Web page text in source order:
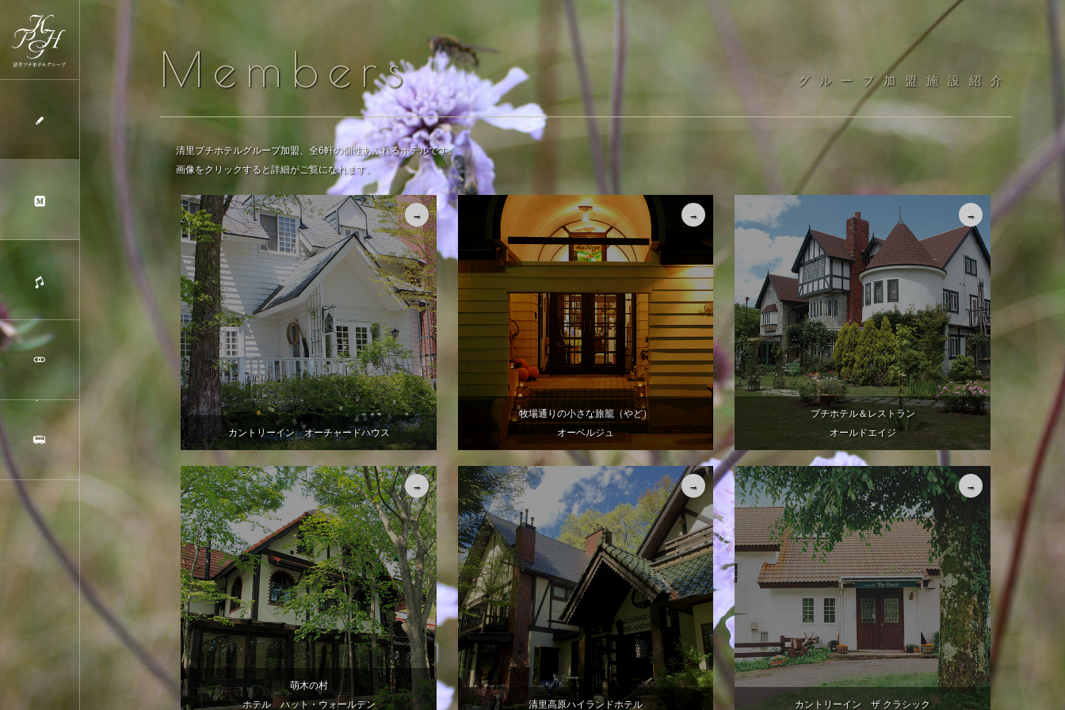
Members グループ加盟施設紹介
清里プチホテルグループ加盟、全6軒の個性あふれるホテルです。
画像をクリックすると詳細がご覧になれます。
カントリーイン オーチャードハウス
牧場通りの小さな旅籠（やど）
オーベルジュ
プチホテル＆レストラン
オールドエイジ
萌木の村
ホテル ハット・ウォールデン
清里高原ハイランドホテル カントリーイン ザ クラシック